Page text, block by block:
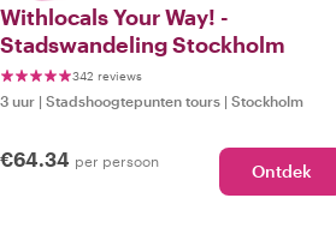
Withlocals Your Way! -
Stadswandeling Stockholm
342 reviews
3 uur | Stadshoogtepunten tours | Stockholm
€64.34 per persoon Ontdek